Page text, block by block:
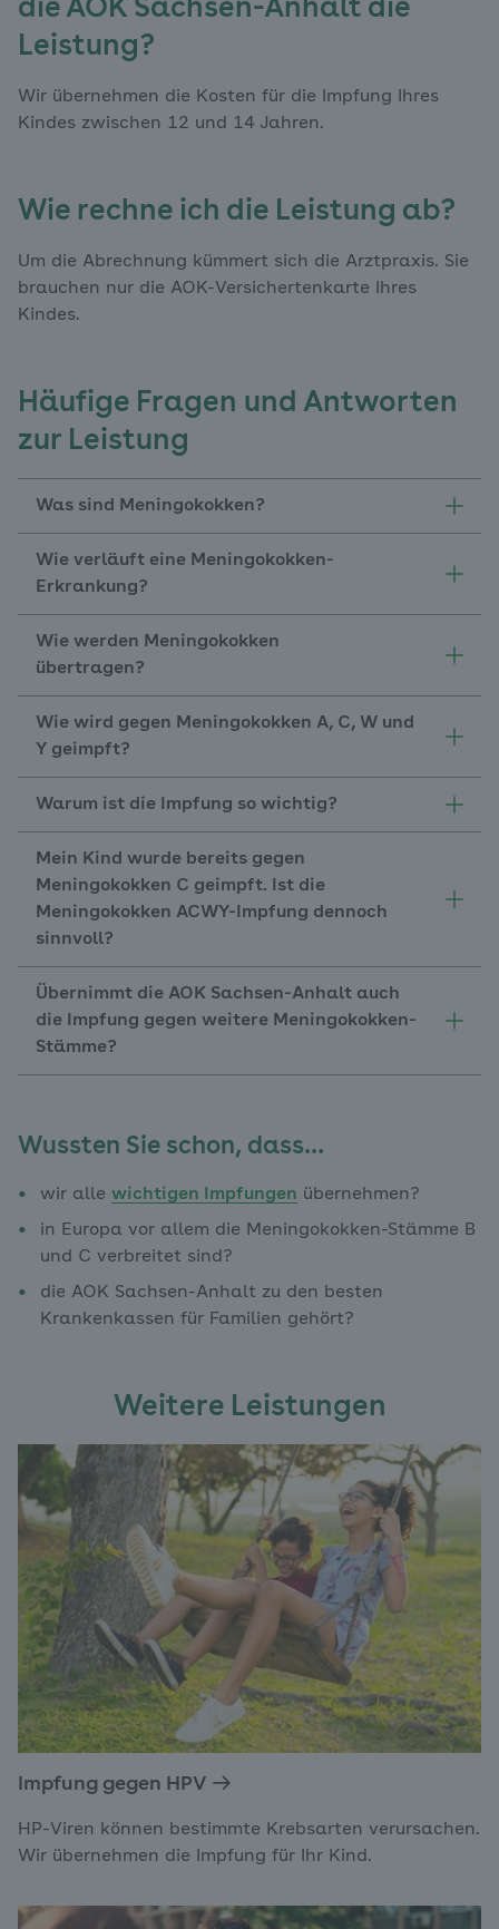
die AOK Sachsen-Anhalt die
Leistung?
Wir übernehmen die Kosten für die Impfung Ihres
Kindes zwischen 12 und 14 Jahren.
Wie rechne ich die Leistung ab?
Um die Abrechnung kümmert sich die Arztpraxis. Sie
brauchen nur die AOK-Versichertenkarte Ihres
Kindes.
Häufige Fragen und Antworten
zur Leistung
Was sind Meningokokken?
Wie verläuft eine Meningokokken-
Erkrankung?
Wie werden Meningokokken
übertragen?
Wie wird gegen Meningokokken A, C, W und
Y geimpft?
Warum ist die Impfung so wichtig?
Mein Kind wurde bereits gegen
Meningokokken C geimpft. Ist die
Meningokokken ACWY-Impfung dennoch
sinnvoll?
Übernimmt die AOK Sachsen-Anhalt auch
die Impfung gegen weitere Meningokokken-
Stämme?
Wussten Sie schon, dass…
wir alle wichtigen Impfungen übernehmen?
in Europa vor allem die Meningokokken-Stämme B
und C verbreitet sind?
die AOK Sachsen-Anhalt zu den besten
Krankenkassen für Familien gehört?
Weitere Leistungen
Impfung gegen HPV
HP-Viren können bestimmte Krebsarten verursachen.
Wir übernehmen die Impfung für Ihr Kind.